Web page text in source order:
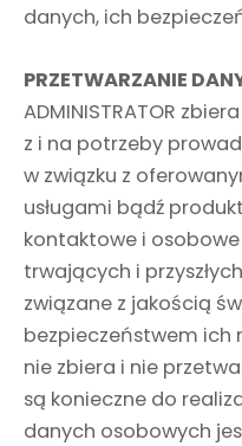
danych, ich
PRZETWARZANIE
ADMINISTRATOR
z i na potrzeby
w związku z
usługami bądź
kontaktowe i
trwających i
związane z jakością
bezpieczeństwem ich
nie zbiera i nie
są konieczne do
danych osobowych